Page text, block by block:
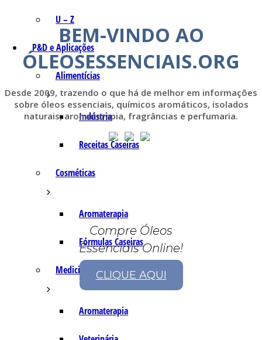
U – Z
P&D e Aplicações
Alimentícias
Indústria
Receitas Caseiras
Cosméticas
Aromaterapia
Fórmulas Caseiras
Medicinais
Aromaterapia
BEM-VINDO AO
ÓLEOSESSENCIAIS.ORG
Desde 2009, trazendo o que há de melhor em informações
sobre óleos essenciais, químicos aromáticos, isolados
naturais, aromaterapia, fragrâncias e perfumaria.
Compre Óleos
Essenciais Online!
CLIQUE AQUI